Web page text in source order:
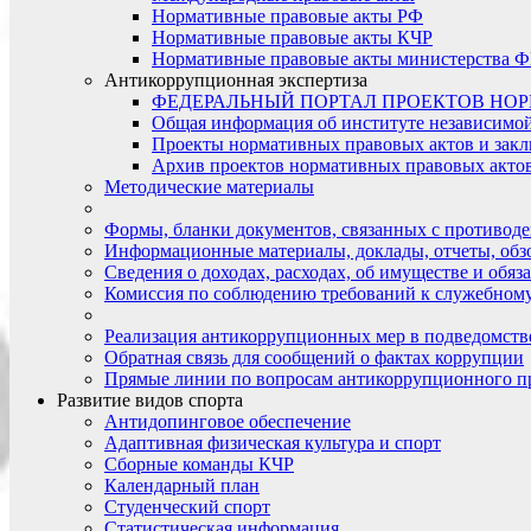
Нормативные правовые акты РФ
Нормативные правовые акты КЧР
Нормативные правовые акты министерства
Антикоррупционная экспертиза
ФЕДЕРАЛЬНЫЙ ПОРТАЛ ПРОЕКТОВ
Общая информация об институте
Проекты нормативных правовых актов и
Архив проектов нормативных правовых
Методические материалы
Формы, бланки документов, связанных с
Информационные материалы, доклады, отчеты,
Сведения о доходах, расходах, об имуществе и
Комиссия по соблюдению требований к
Реализация антикоррупционных мер в
Обратная связь для сообщений о фактах коррупции
Прямые линии по вопросам антикоррупционного
Развитие видов спорта
Антидопинговое обеспечение
Адаптивная физическая культура и спорт
Сборные команды КЧР
Календарный план
Студенческий спорт